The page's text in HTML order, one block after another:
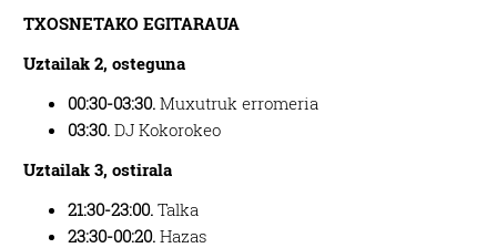
TXOSNETAKO EGITARAUA
Uztailak 2, osteguna
00:30-03:30. Muxutruk erromeria
03:30. DJ Kokorokeo
Uztailak 3, ostirala
21:30-23:00. Talka
23:30-00:20. Hazas